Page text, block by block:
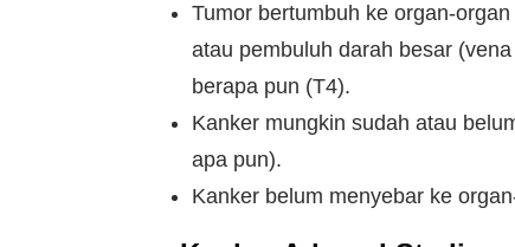
Tumor bertumbuh ke organ-
atau pembuluh darah besar
berapa pun (T4).
Kanker mungkin sudah atau
apa pun).
Kanker belum menyebar ke